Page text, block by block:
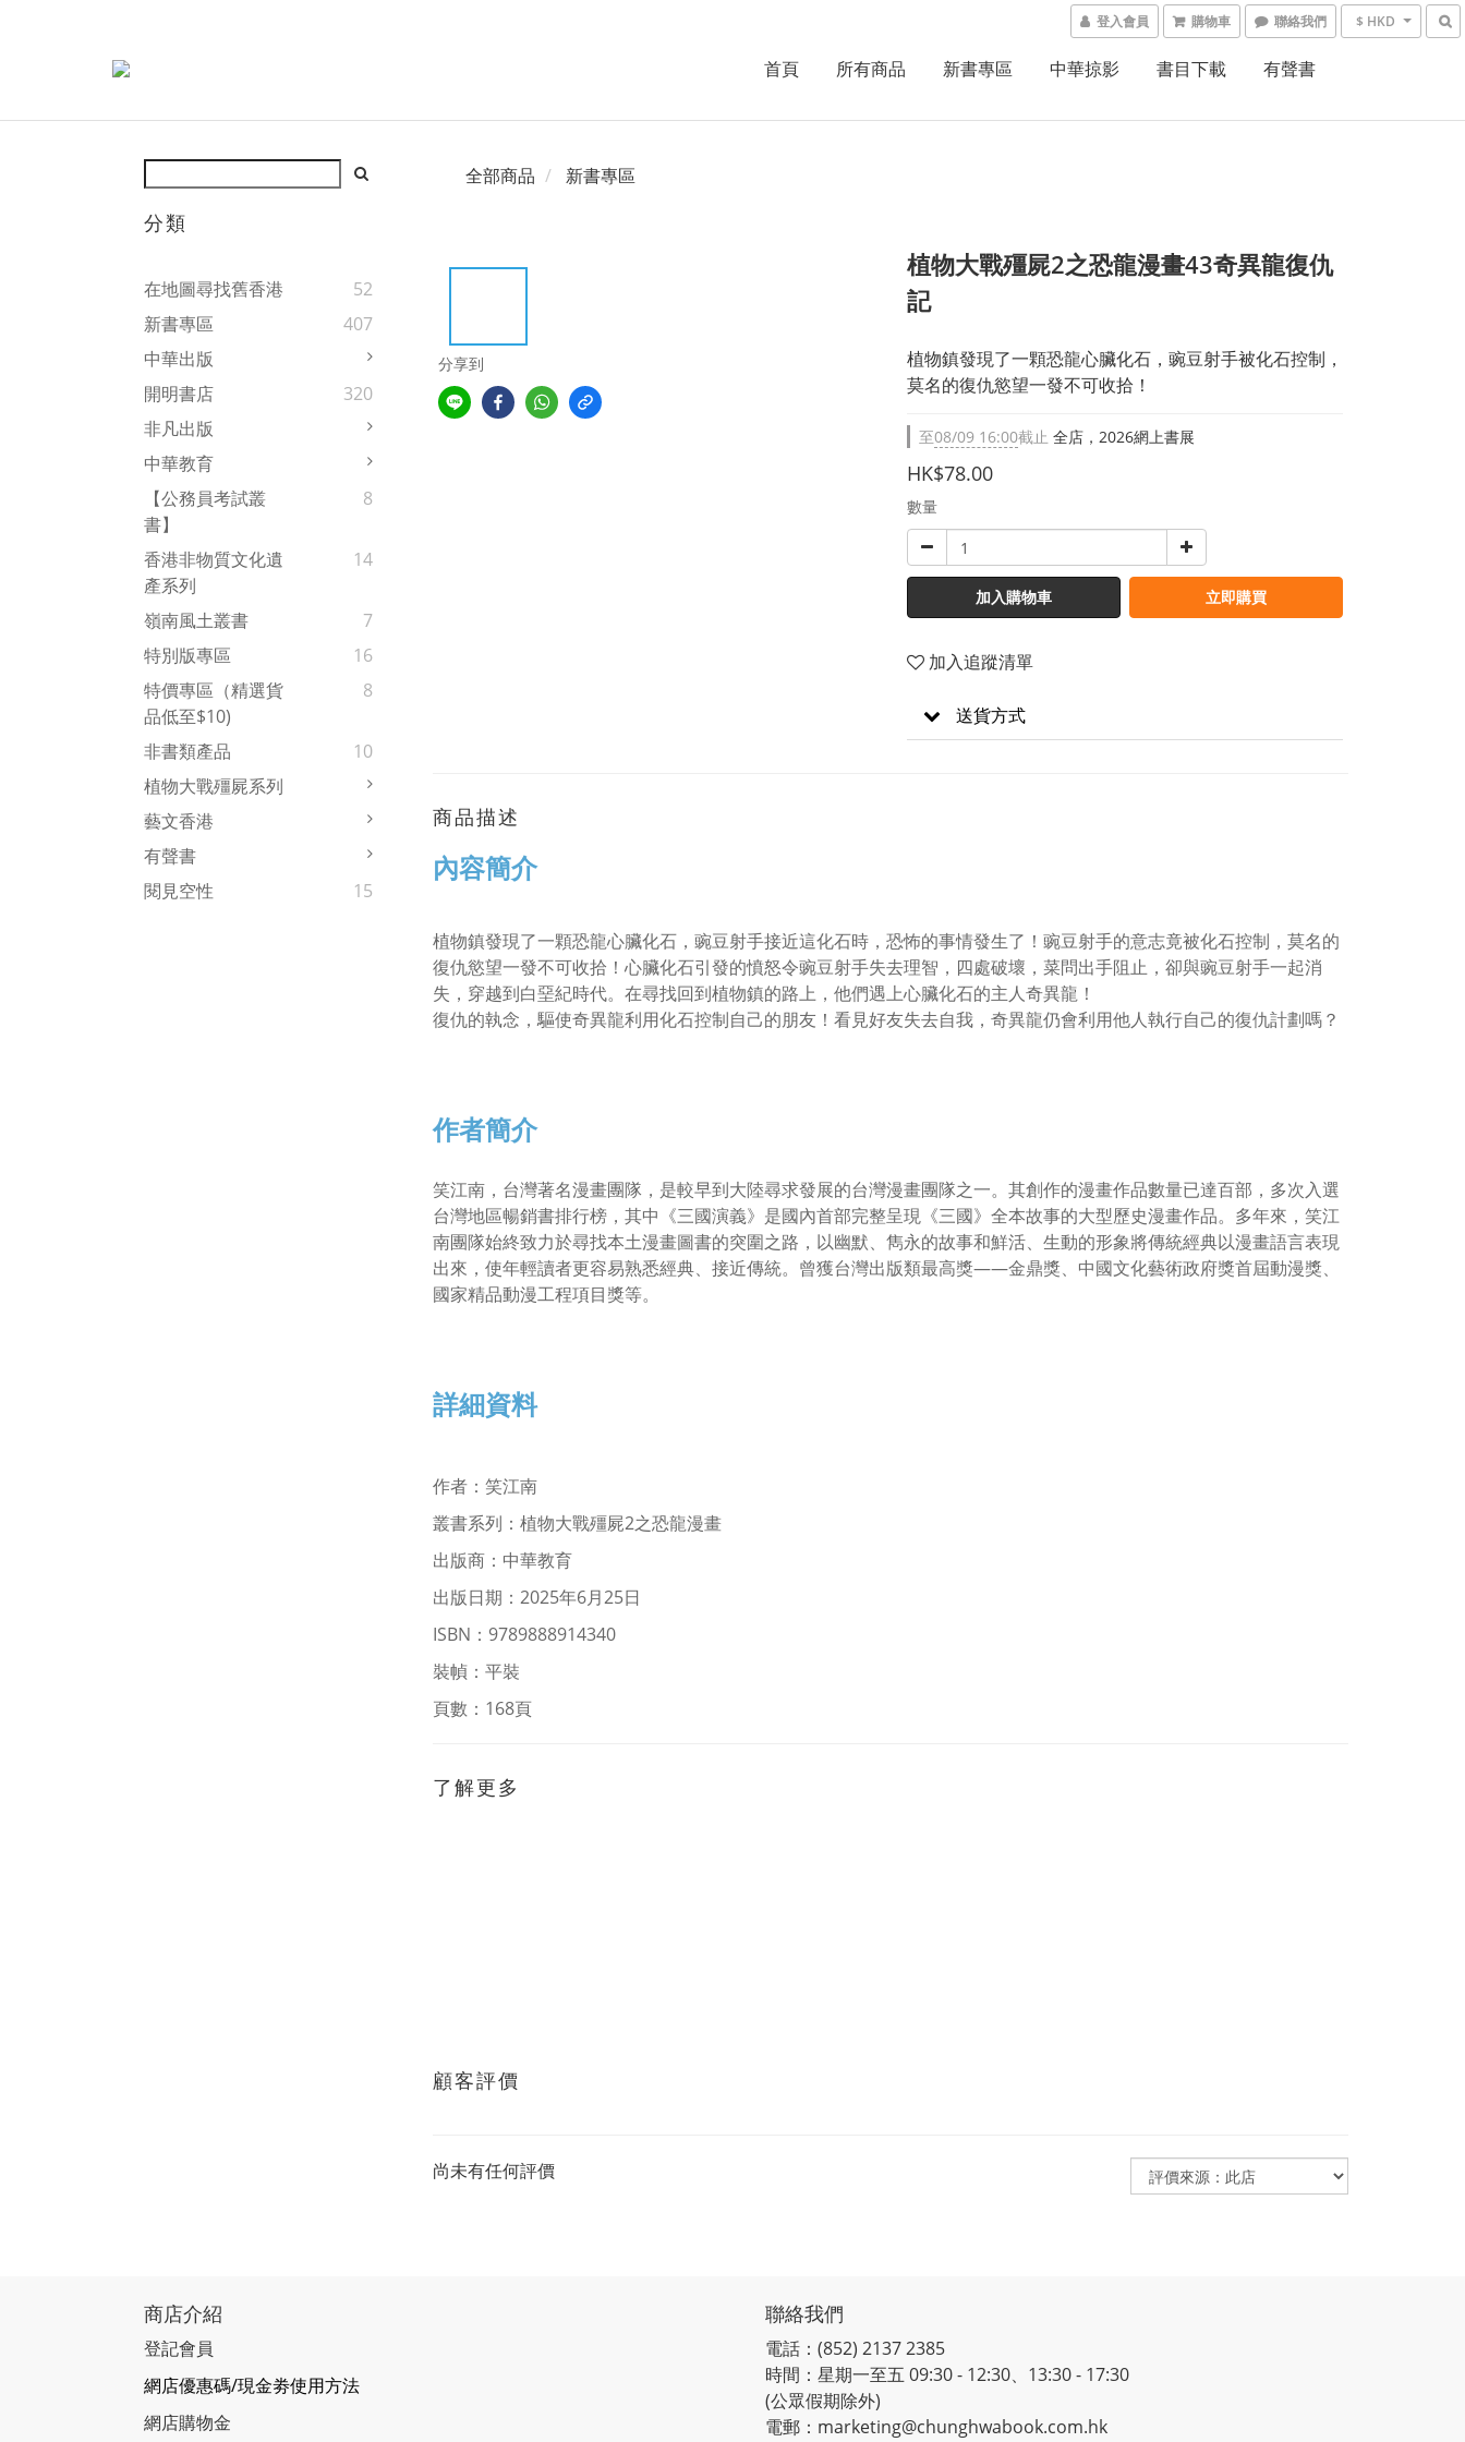
登入會員 購物車 聯絡我們 $ HKD
首頁 所有商品 新書專區 中華掠影 書目下載 有聲書
分類
在地圖尋找舊香港
52
新書專區
407
中華出版
開明書店
320
非凡出版
中華教育
【公務員考試叢
書】
8
香港非物質文化遺
產系列
14
嶺南風土叢書
7
特別版專區
16
特價專區（精選貨
品低至$10)
8
非書類產品
10
植物大戰殭屍系列
藝文香港
有聲書
閱見空性
15
全部商品 新書專區
分享到
植物大戰殭屍2之恐龍漫畫43奇異龍復仇
記
植物鎮發現了一顆恐龍心臟化石，豌豆射手被化石控制，
莫名的復仇慾望一發不可收拾！
至08/09 16:00截止 全店，2026網上書展
HK$78.00
數量
加入購物車 立即購買
加入追蹤清單
送貨方式
商品描述
內容簡介
植物鎮發現了一顆恐龍心臟化石，豌豆射手接近這化石時，恐怖的事情發生了！豌豆射手的意志竟被化石控制，莫名的
復仇慾望一發不可收拾！心臟化石引發的憤怒令豌豆射手失去理智，四處破壞，菜問出手阻止，卻與豌豆射手一起消
失，穿越到白堊紀時代。在尋找回到植物鎮的路上，他們遇上心臟化石的主人奇異龍！
復仇的執念，驅使奇異龍利用化石控制自己的朋友！看見好友失去自我，奇異龍仍會利用他人執行自己的復仇計劃嗎？
作者簡介
笑江南，台灣著名漫畫團隊，是較早到大陸尋求發展的台灣漫畫團隊之一。其創作的漫畫作品數量已達百部，多次入選
台灣地區暢銷書排行榜，其中《三國演義》是國內首部完整呈現《三國》全本故事的大型歷史漫畫作品。多年來，笑江
南團隊始終致力於尋找本土漫畫圖書的突圍之路，以幽默、雋永的故事和鮮活、生動的形象將傳統經典以漫畫語言表現
出來，使年輕讀者更容易熟悉經典、接近傳統。曾獲台灣出版類最高獎——金鼎獎、中國文化藝術政府獎首屆動漫獎、
國家精品動漫工程項目獎等。
詳細資料
作者 ： 笑江南
叢書系列： 植物大戰殭屍2之恐龍漫畫
出版商：中華教育
出版日期：2025年6月25日
ISBN：9789888914340
裝幀：平裝
頁數：168頁
了解更多
顧客評價
尚未有任何評價
商店介紹
登記會員
網店優惠碼/現金劵使用方法
網店購物金
聯絡我們
電話：(852) 2137 2385
時間：星期一至五 09:30 - 12:30、13:30 - 17:30
(公眾假期除外)
電郵：marketing@chunghwabook.com.hk